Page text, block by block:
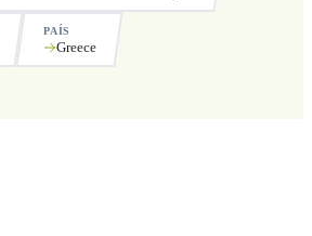
PAÍS
Greece